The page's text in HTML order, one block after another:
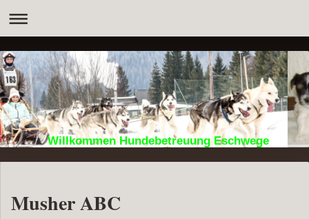
Willkommen Hundebetreuung Eschwege
Musher ABC